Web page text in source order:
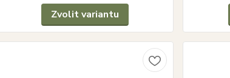
Zvolit variantu